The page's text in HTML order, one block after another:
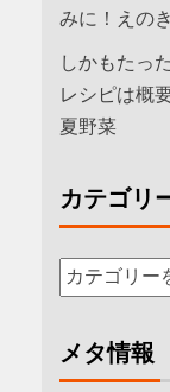
みに！えの
しかもたっ
レシピは概
夏野菜
カテゴリ
メタ情報